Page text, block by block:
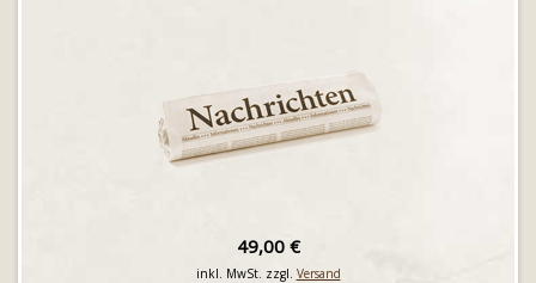
49,00 €
inkl. MwSt. zzgl. Versand